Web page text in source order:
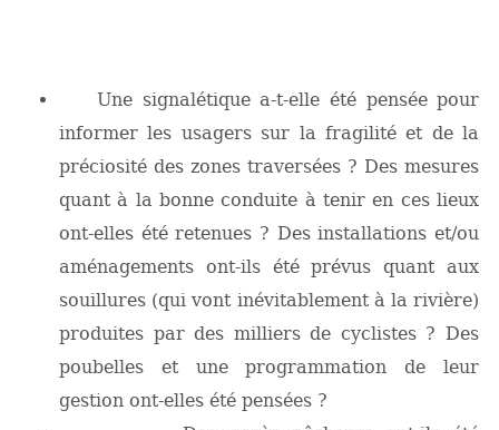
Une signalétique a-t-elle été pensée pour
informer les usagers sur la fragilité et de la
préciosité des zones traversées ? Des mesures
quant à la bonne conduite à tenir en ces lieux
ont-elles été retenues ? Des installations et/ou
aménagements ont-ils été prévus quant aux
souillures (qui vont inévitablement à la rivière)
produites par des milliers de cyclistes ? Des
poubelles et une programmation de leur
gestion ont-elles été pensées ?